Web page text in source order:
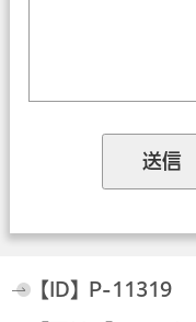
【ID】 P-11319